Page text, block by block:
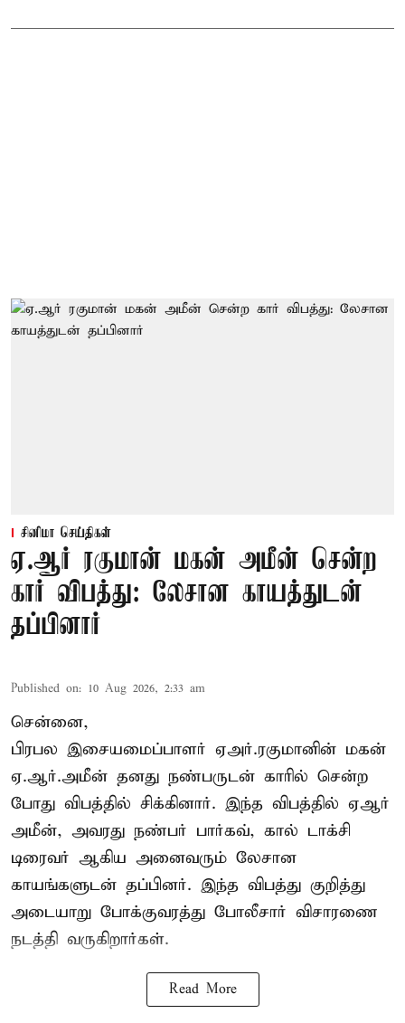
சினிமா செய்திகள்
ஏ.ஆர் ரகுமான் மகன் அமீன் சென்ற
கார் விபத்து: லேசான காயத்துடன்
தப்பினார்
Published on: 10 Aug 2026, 2:33 am
சென்னை,
பிரபல இசையமைப்பாளர் ஏஅர்.ரகுமானின் மகன்
ஏ.ஆர்.அமீன் தனது நண்பருடன் காரில் சென்ற
போது விபத்தில் சிக்கினார். இந்த விபத்தில் ஏஆர்
அமீன், அவரது நண்பர் பார்கவ், கால் டாக்சி
டிரைவர் ஆகிய அனைவரும் லேசான
காயங்களுடன் தப்பினர். இந்த விபத்து குறித்து
அடையாறு போக்குவரத்து போலீசார் விசாரணை
நடத்தி வருகிறார்கள்.
Read More